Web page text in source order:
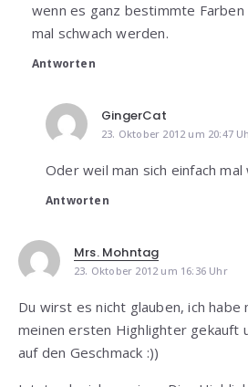
wenn es ganz bestimmte Farben
mal schwach werden.
Antworten
GingerCat
23. Oktober 2012 um 20:47
Oder weil man sich einfach mal
Antworten
Mrs. Mohntag
23. Oktober 2012 um 16:36 Uhr
Du wirst es nicht glauben, ich habe
meinen ersten Highlighter gekauft
auf den Geschmack :))